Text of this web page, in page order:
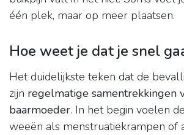
één plek, maar op meer plaatsen.
Hoe weet je dat je snel
Het duidelijkste teken dat de
zijn regelmatige samentrekkingen
baarmoeder. In het begin voelen
weeën als menstruatiekrampen of